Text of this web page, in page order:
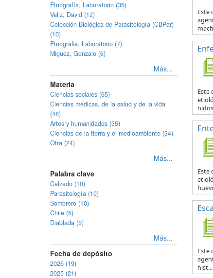
Etnografía, Laboratorio (35)
Veliz, David (12)
Colección Biológica de Parasitología (CBPar)
(10)
Etnografia, Laboratorio (7)
Miguez, Gonzalo (6)
Más...
Materia
Ciencias sociales (65)
Ciencias médicas, de la salud y de la vida
(48)
Artes y humanidades (35)
Ciencias de la tierra y el medioambiente (34)
Otra (24)
Más...
Palabra clave
Calzado (10)
Parasitología (10)
Sombrero (10)
Chile (5)
Diablada (5)
Más...
Fecha de depósito
2026 (19)
2025 (21)
Este
Este
Este
Este
hist...